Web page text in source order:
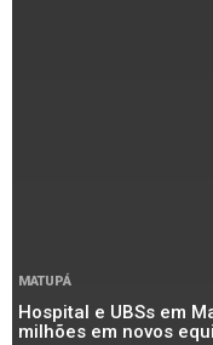
MATUPÁ
Hospital e UBSs em
milhões em novos